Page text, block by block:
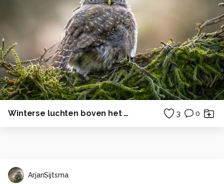
Winterse luchten boven het Wad II 3 0
ArjanSijtsma